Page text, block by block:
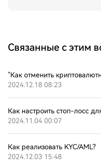
Связанные с этим
"Как отменить
2024.12.18 08:23
Как настроить стоп-лосс
2024.11.04 00:07
Как реализовать KYC/AML?
2024.12.03 15:48